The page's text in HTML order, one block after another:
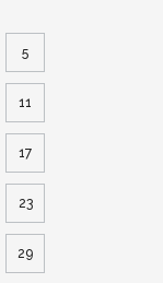
5
11
17
23
29